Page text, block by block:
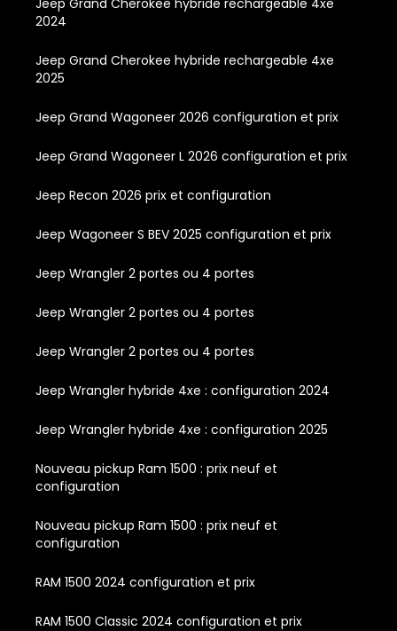
2024
Jeep Grand Cherokee hybride rechargeable 4xe
2025
Jeep Grand Wagoneer 2026 configuration et prix
Jeep Grand Wagoneer L 2026 configuration et prix
Jeep Recon 2026 prix et configuration
Jeep Wagoneer S BEV 2025 configuration et prix
Jeep Wrangler 2 portes ou 4 portes
Jeep Wrangler 2 portes ou 4 portes
Jeep Wrangler 2 portes ou 4 portes
Jeep Wrangler hybride 4xe : configuration 2024
Jeep Wrangler hybride 4xe : configuration 2025
Nouveau pickup Ram 1500 : prix neuf et
configuration
Nouveau pickup Ram 1500 : prix neuf et
configuration
RAM 1500 2024 configuration et prix
RAM 1500 Classic 2024 configuration et prix